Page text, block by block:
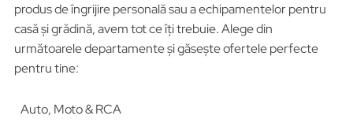
produs de îngrijire personală sau a echipamentelor pentru
casă și grădină, avem tot ce îți trebuie. Alege din
următoarele departamente și găsește ofertele perfecte
pentru tine:
Auto, Moto & RCA